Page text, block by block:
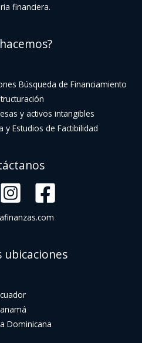
financiera.
Búsqueda de Financiamiento
y activos intangibles
y Estudios de Factibilidad
ubicaciones
Dominicana